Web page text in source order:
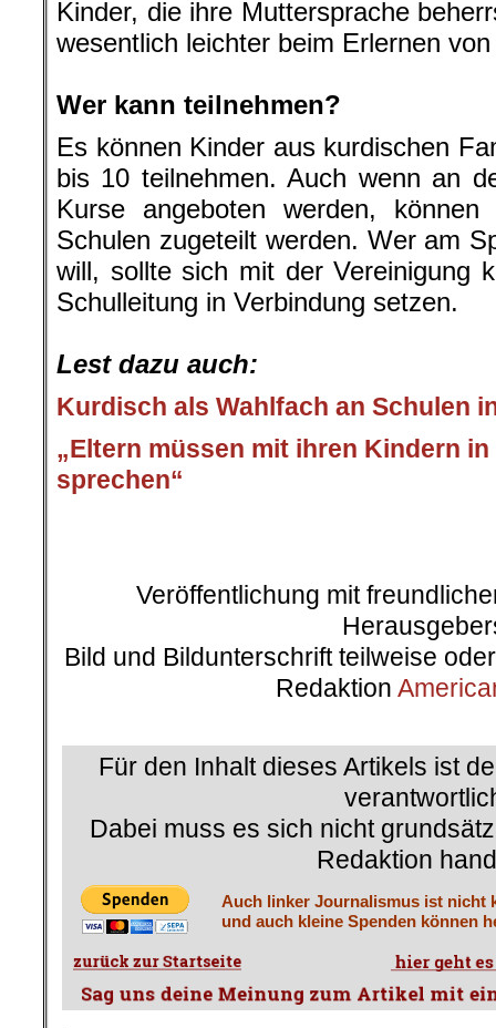
Kinder, die ihre Muttersprache
wesentlich leichter beim Erlernen
Wer kann teilnehmen?
Es können Kinder aus kurdischen
bis 10 teilnehmen. Auch wenn an
Kurse angeboten werden,
Schulen zugeteilt werden. Wer am
will, sollte sich mit der Vereinigung
Schulleitung in Verbindung setzen.
Lest dazu auch:
Kurdisch als Wahlfach an Schulen
„Eltern müssen mit ihren Kindern
sprechen“
Veröffentlichung mit
Bild und Bildunterschrift teilweise
Redaktion
Für den Inhalt dieses Artikels ist
Dabei muss es sich nicht
Redaktion
Auch linker Journalismus ist nicht
und auch kleine Spenden können